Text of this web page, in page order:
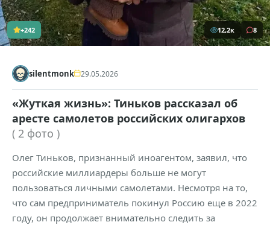
+242 12,2к 8
silentmonk 29.05.2026
«Жуткая жизнь»: Тиньков рассказал об
аресте самолетов российских олигархов
( 2 фото )
Олег Тиньков, признанный иноагентом, заявил, что
российские миллиардеры больше не могут
пользоваться личными самолетами. Несмотря на то,
что сам предприниматель покинул Россию еще в 2022
году, он продолжает внимательно следить за